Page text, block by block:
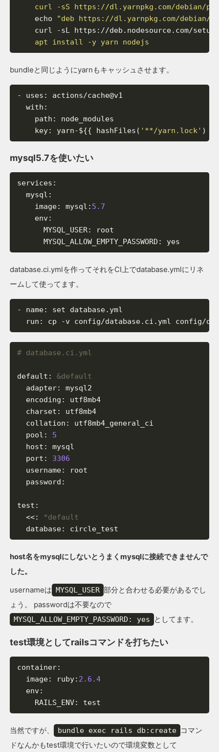
curl -sS https://dl.yarnpkg.com/debian/
echo
"deb https://dl.yarnpkg.com/debian/
curl
-sL https : //deb.nodesource.com/
    apt install -y yarn nodejs
bundleと同じようにyarnもキャッシュさせます。
- uses :
actions/cache@v1
with :
path :
node_modules
key: yarn-${{ hashFiles( '**/yarn.lock' )
mysql5.7を使いたい
services :
mysql :
image: mysql : 5.7
env:
MYSQL_USER:
root
MYSQL_ALLOW_EMPTY_PASSWORD : yes
database.ci.ymlを作ってそれをCI上でdatabase.ymlにリネ
ームして使ってます。
- name: set
database.yml
run : cp -v config/database.ci.yml config/
# database.ci.yml
default :
&default
adapter:
mysql2
encoding :
utf8mb4
charset :
utf8mb4
collation :
utf8mb4_general_ci
pool :
5
host :
mysql
port :
3306
username:
root
password :
test :
<<:
*default
database: circle_test
host名をmysqlにしないとうまくmysqlに接続できませんで
した。
usernameは MYSQL_USER 部分と合わせる必要があるでし
ょう。 passwordは不要なので
MYSQL_ALLOW_EMPTY_PASSWORD: yes としてます。
test環境としてrailsコマンドを打ちたい
container:
image: ruby: 2.6.4
env:
RAILS_ENV: test
当然ですが、 bundle exec rails db:create コマン
ドなんかもtest環境で行いたいので環境変数として